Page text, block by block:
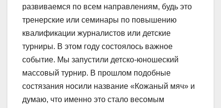
развиваемся по всем направлениям, будь это
тренерские или семинары по повышению
квалификации журналистов или детские
турниры. В этом году состоялось важное
событие. Мы запустили детско-юношеский
массовый турнир. В прошлом подобные
состязания носили название «Кожаный мяч» и
думаю, что именно это стало весомым